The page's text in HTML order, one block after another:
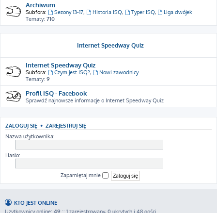
Archiwum
Subfora: Sezony 13-17, Historia ISQ, Typer ISQ,
Liga dwójek
Tematy: 710
Internet Speedway Quiz
Internet Speedway Quiz
Subfora: Czym jest ISQ?,
Nowi zawodnicy
Tematy: 9
Profil ISQ - Facebook
Sprawdź najnowsze informacje o Internet Speedway Quiz
ZALOGUJ SIĘ • ZAREJESTRUJ SIĘ
Nazwa użytkownika:
Hasło:
Zapamiętaj mnie
KTO JEST ONLINE
Użytkownicy online: 49 :: 1 zarejestrowany, 0 ukrytych i 48 gości